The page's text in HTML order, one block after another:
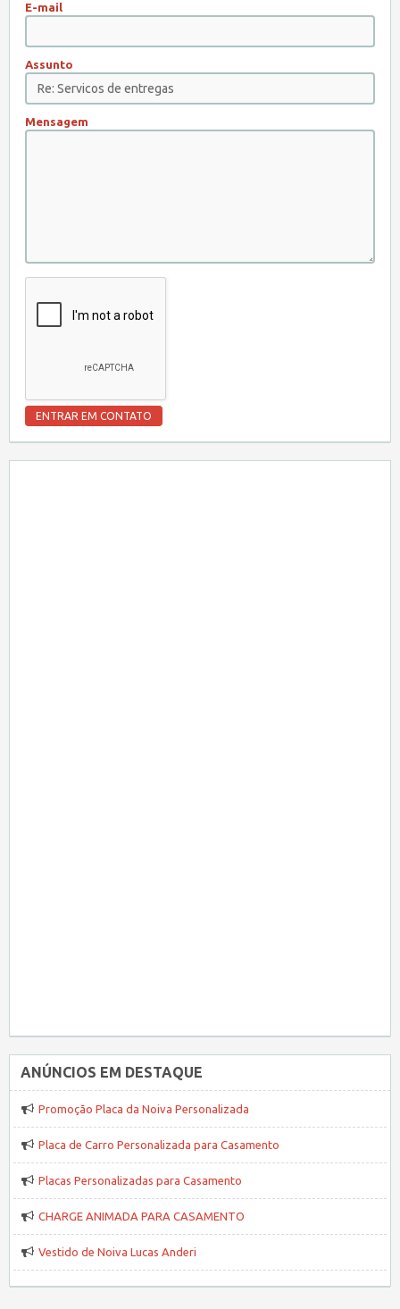
E-mail
Assunto
Mensagem
ANÚNCIOS EM DESTAQUE
Promoção Placa da Noiva Personalizada
Placa de Carro Personalizada para Casamento
Placas Personalizadas para Casamento
CHARGE ANIMADA PARA CASAMENTO
Vestido de Noiva Lucas Anderi